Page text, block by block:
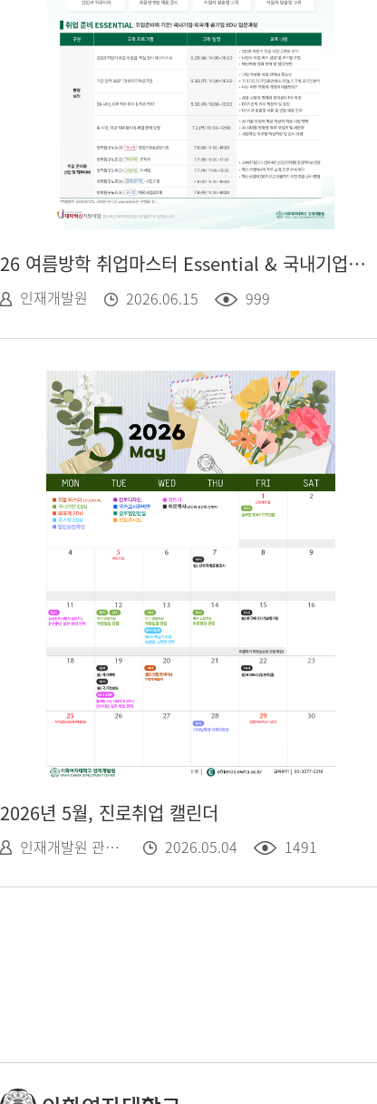
26 여름방학 취업마스터 Essential & 국내기업EDU
인재개발원 2026.06.15 999
2026년 5월, 진로취업 캘린더
인재개발원 관리자 2026.05.04 1491